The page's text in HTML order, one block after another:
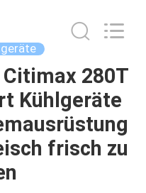
280T
Kühlgeräte
frisch zu